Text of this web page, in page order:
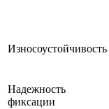
Износоустойчивость
Надежность
фиксации